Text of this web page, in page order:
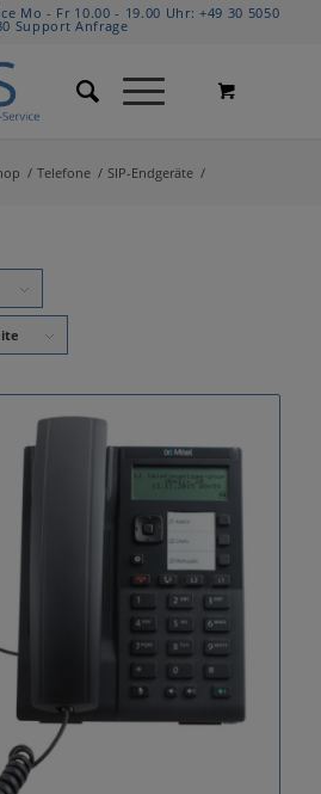
Mo - Fr 10.00 - 19.00 Uhr:+49 30 5050
Support Anfrage
/ Telefone / SIP-Endgeräte /